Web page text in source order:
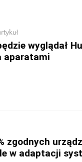
wyglądał
aparatami
zgodnych
w adaptacji